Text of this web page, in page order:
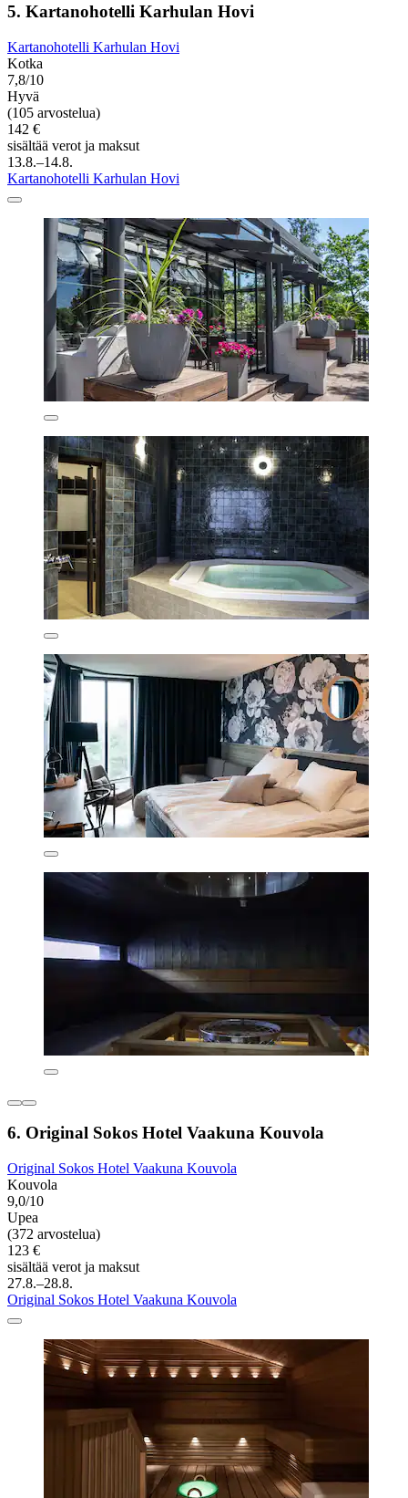
5. Kartanohotelli Karhulan Hovi
Kartanohotelli Karhulan Hovi
Kotka
7,8/10
Hyvä
(105 arvostelua)
142 €
sisältää verot ja maksut
13.8.–14.8.
Kartanohotelli Karhulan Hovi
6. Original Sokos Hotel Vaakuna Kouvola
Original Sokos Hotel Vaakuna Kouvola
Kouvola
9,0/10
Upea
(372 arvostelua)
123 €
sisältää verot ja maksut
27.8.–28.8.
Original Sokos Hotel Vaakuna Kouvola